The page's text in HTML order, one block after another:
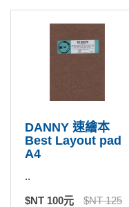
DANNY 速繪本
Best Layout pad
A4
..
$NT 100元
$NT 125